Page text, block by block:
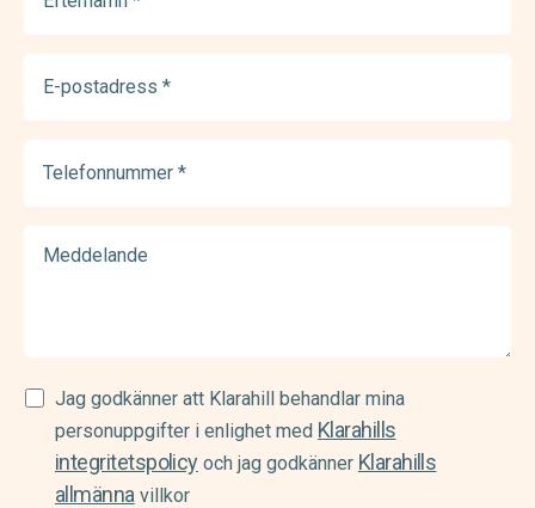
(Required)
postadress
(Required)
Samtycke
(Required)
Jag godkänner att Klarahill behandlar mina
personuppgifter i enlighet med Klarahills
integritetspolicyoch jag godkänner Klarahills
allmännavillkor